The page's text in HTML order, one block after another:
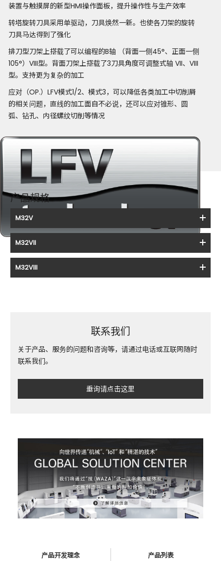
装置与触摸屏的新型HMI操作面板，提升操作性与生产效率
转塔旋转刀具采用单驱动，刀具焕然一新。也使各刀架的旋转
刀具马达得到了强化
排刀型刀架上搭载了可以编程的B轴 （背面一侧45°、正面一侧
105°）VIII型。背面刀架上搭载了3刀具角度可调整式轴 VII、VIII
型。支持更为复杂的加工
应对（OP.）LFV模式1/2、模式3，可以降低各类加工中切削屑
的相关问题，直线的加工面自不必说，还可以应对锥形、圆
弧、钻孔、内径螺纹切削等情况
产品规格
M32V
M32VII
M32VIII
联系我们
关于产品、服务的问题和咨询等，请通过电话或互联网随时
联系我们。
垂询请点击这里
产品开发理念 产品列表